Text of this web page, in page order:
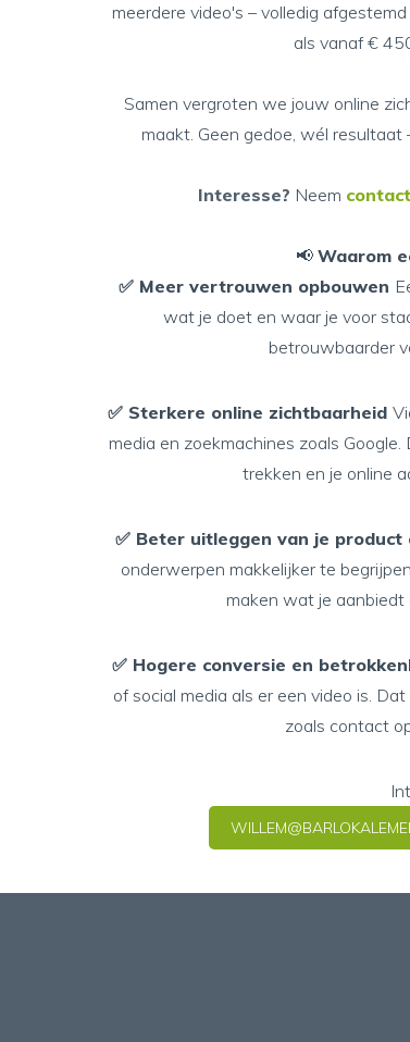
meerdere video's – volledig
als vanaf €
Samen vergroten we jouw online
maakt. Geen gedoe, wél resultaat
Interesse? Neem contact
📢 Waarom
✅ Meer vertrouwen opbouwen
wat je doet en waar je voor
betrouwbaarder
✅ Sterkere online zichtbaarheid
media en zoekmachines zoals
trekken en je online
✅ Beter uitleggen van je
onderwerpen makkelijker te
maken wat je
✅ Hogere conversie en
of social media als er een video is.
zoals contact